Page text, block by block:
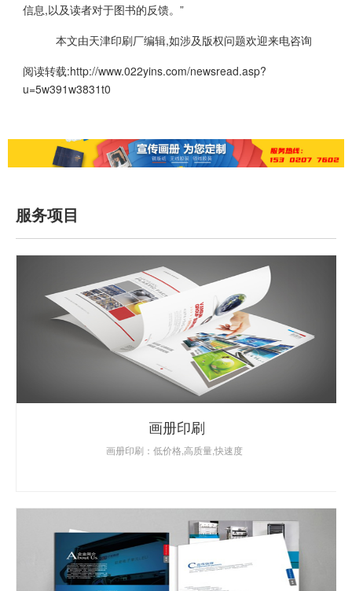
信息,以及读者对于图书的反馈。”
本文由天津印刷厂编辑,如涉及版权问题欢迎来电咨询
阅读转载:http://www.022yins.com/newsread.asp?
u=5w391w3831t0
服务项目
画册印刷
画册印刷：低价格,高质量,快速度